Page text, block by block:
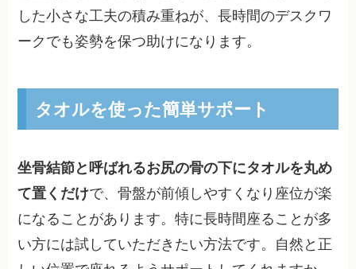
した小さな工夫の積み重ねが、長時間のデスクワ
ークでも姿勢を保つ助けになります。
タオルを使った簡単サポート
坐骨結節と呼ばれるお尻の骨の下にタオルを丸め
て置くだけで、骨盤が前傾しやすくなり座位が楽
になることがあります。特に長時間座ることが多
い方には試していただきたい方法です。自然と正